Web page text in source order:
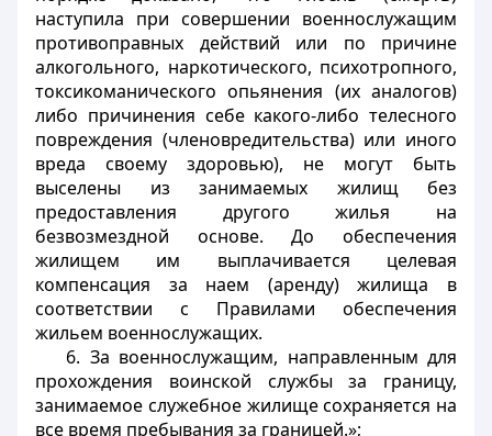
наступила при совершении военнослужащим
противоправных действий или по причине
алкогольного, наркотического, психотропного,
токсикоманического опьянения (их аналогов)
либо причинения себе какого-либо телесного
повреждения (членовредительства) или иного
вреда своему здоровью), не могут быть
выселены из занимаемых жилищ без
предоставления другого жилья на
безвозмездной основе. До обеспечения
жилищем им выплачивается целевая
компенсация за наем (аренду) жилища в
соответствии с Правилами обеспечения
жильем военнослужащих.
6. За военнослужащим, направленным для
прохождения воинской службы за границу,
занимаемое служебное жилище сохраняется на
все время пребывания за границей.»;